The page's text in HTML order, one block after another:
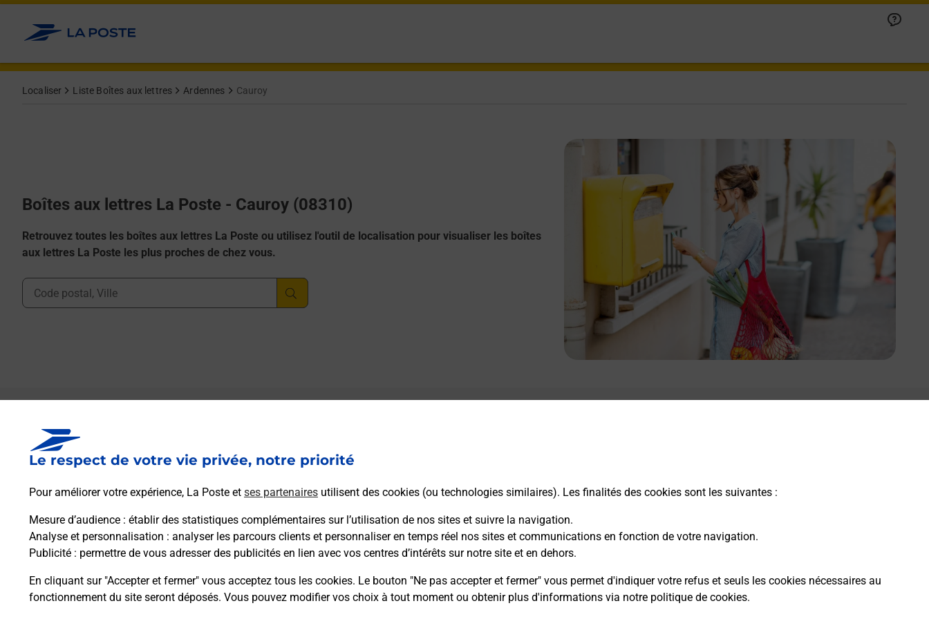
Le respect de votre vie privée, notre priorité
Pour améliorer votre expérience, La Poste et ses partenaires utilisent des cookies (ou technologies similaires). Les finalités des cookies sont les suivantes :
Mesure d’audience : établir des statistiques complémentaires sur l’utilisation de nos sites et suivre la navigation.
Analyse et personnalisation : analyser les parcours clients et personnaliser en temps réel nos sites et communications en fonction de votre navigation.
Publicité : permettre de vous adresser des publicités en lien avec vos centres d’intérêts sur notre site et en dehors.
En cliquant sur "Accepter et fermer" vous acceptez tous les cookies. Le bouton "Ne pas accepter et fermer" vous permet d'indiquer votre refus et seuls les cookies nécessaires au
fonctionnement du site seront déposés. Vous pouvez modifier vos choix à tout moment ou obtenir plus d'informations via notre politique de cookies.
Allez au contenu
Localiser Liste Boîtes aux lettres Ardennes Cauroy
Boîtes aux lettres La Poste - Cauroy (08310)
Retrouvez toutes les boîtes aux lettres La Poste ou utilisez l'outil de localisation pour visualiser les boîtes
aux lettres La Poste les plus proches de chez vous.
Ville, Département, Code Postal
Boîte aux Lettres La Poste
Collecte du courrier aujourd'hui à 08h00
2 Rue De L Eglise
Itinéraire